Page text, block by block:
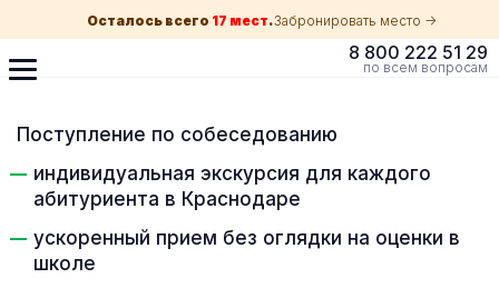
Осталось всего 17 мест.Забронировать место ->
8 800 222 51 29
по всем вопросам
Поступление по собеседованию
индивидуальная экскурсия для каждого
абитуриента в Краснодаре
ускоренный прием без оглядки на оценки в
школе